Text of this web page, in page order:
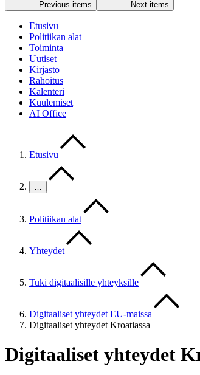
Previous items Next items
Etusivu
Politiikan alat
Toiminta
Uutiset
Kirjasto
Rahoitus
Kalenteri
Kuulemiset
AI Office
Etusivu
…
Politiikan alat
Yhteydet
Tuki digitaalisille yhteyksille
Digitaaliset yhteydet EU-maissa
Digitaaliset yhteydet Kroatiassa
Digitaaliset yhteydet